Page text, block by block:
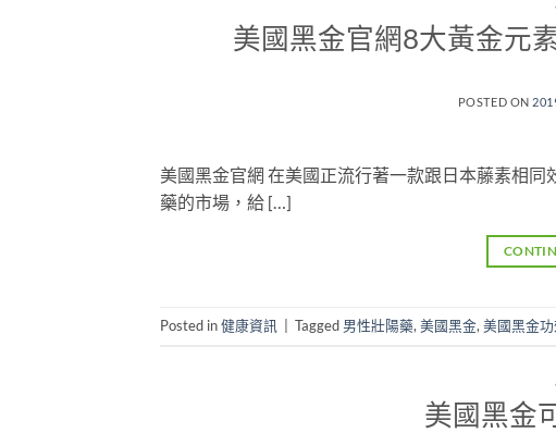
美國黑金官網8大黃金元
POSTED ON
美國黑金官網 在美國正流行著一款跟日本藤素相
藥的市場，給 […]
Posted in健康資訊 Tagged 男性壯陽藥, 美國黑金, 美國黑金
美國黑金